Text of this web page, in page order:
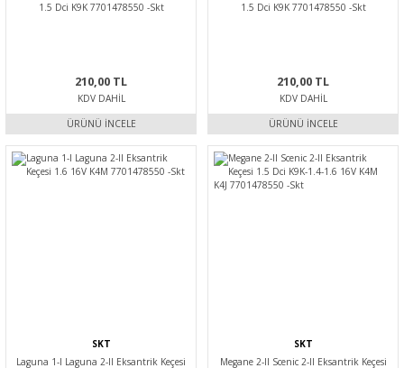
1.5 Dci K9K 7701478550 -Skt
210,00 TL
KDV DAHIL
ÜRÜNÜ İNCELE
1.5 Dci K9K 7701478550 -Skt
210,00 TL
KDV DAHIL
ÜRÜNÜ İNCELE
SKT
Laguna 1-I Laguna 2-II Eksantrik Keçesi
SKT
Megane 2-II Scenic 2-II Eksantrik Keçesi